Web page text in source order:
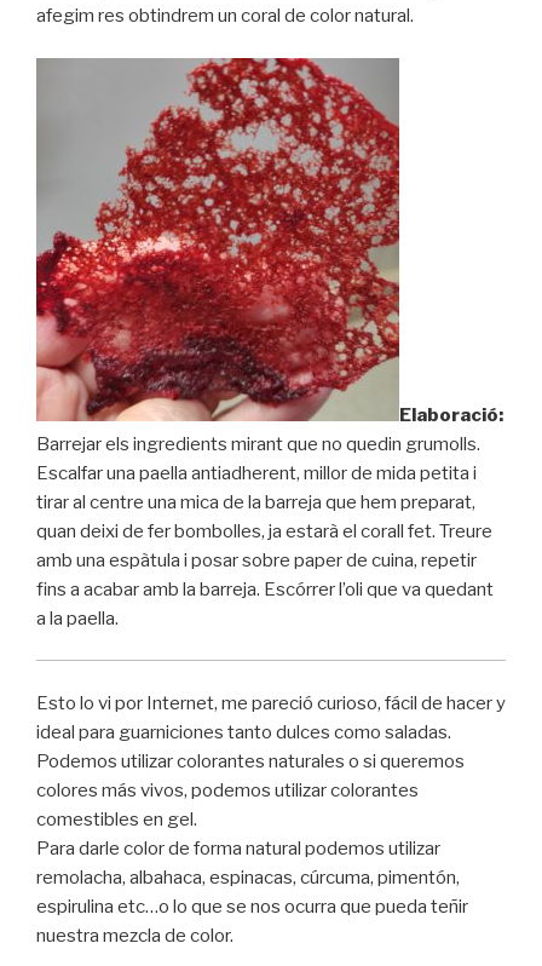
afegim res obtindrem un coral de color natural.
Elaboració:
Barrejar els ingredients mirant que no quedin grumolls.
Escalfar una paella antiadherent, millor de mida petita i
tirar al centre una mica de la barreja que hem preparat,
quan deixi de fer bombolles, ja estarà el corall fet. Treure
amb una espàtula i posar sobre paper de cuina, repetir
fins a acabar amb la barreja. Escórrer l’oli que va quedant
a la paella.
Esto lo vi por Internet, me pareció curioso, fácil de hacer y
ideal para guarniciones tanto dulces como saladas.
Podemos utilizar colorantes naturales o si queremos
colores más vivos, podemos utilizar colorantes
comestibles en gel.
Para darle color de forma natural podemos utilizar
remolacha, albahaca, espinacas, cúrcuma, pimentón,
espirulina etc…o lo que se nos ocurra que pueda teñir
nuestra mezcla de color.